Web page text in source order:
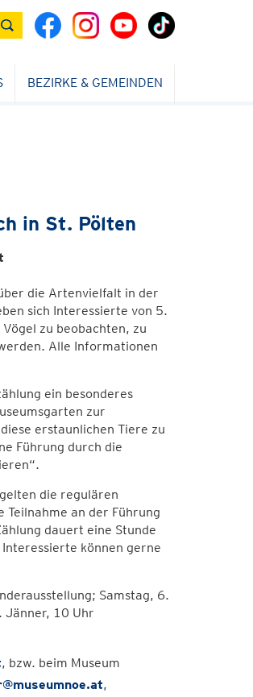
BEZIRKE & GEMEINDEN
in St. Pölten
die Artenvielfalt in der
sich Interessierte von 5.
zu beobachten, zu
Alle Informationen
ein besonderes
zur
erstaunlichen Tiere zu
Führung durch die
die regulären
an der Führung
dauert eine Stunde
können gerne
Samstag, 6.
Jänner, 10 Uhr
, bzw. beim Museum
,